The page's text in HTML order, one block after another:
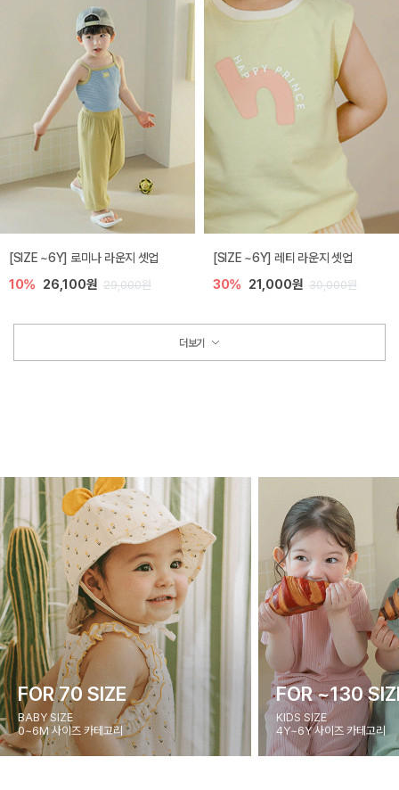
[SIZE ~6Y] 로미나 라운지 셋업
10% 26,100원 29,000원
[SIZE ~6Y] 레티 라운지 셋업
30% 21,000원 30,000원
더보기
FOR 70 SIZE
BABY SIZE
0~6M 사이즈 카테고리
FOR ~130
KIDS SIZE
4Y~6Y 사이즈 카테고리